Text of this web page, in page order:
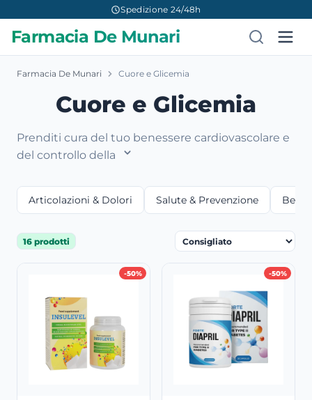
Spedizione 24/48h
Farmacia De Munari
Farmacia De Munari Cuore e Glicemia
Cuore e Glicemia
Prenditi cura del tuo benessere cardiovascolare e
del controllo della
Articolazioni & Dolori Salute & Prevenzione
16 prodotti
-50% -50%